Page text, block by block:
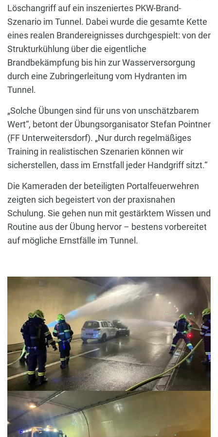
Löschangriff auf ein inszeniertes PKW-Brand-
Szenario im Tunnel. Dabei wurde die gesamte Kette
eines realen Brandereignisses durchgespielt: von der
Strukturkühlung über die eigentliche
Brandbekämpfung bis hin zur Wasserversorgung
durch eine Zubringerleitung vom Hydranten im
Tunnel.
„Solche Übungen sind für uns von unschätzbarem
Wert“, betont der Übungsorganisator Stefan Pointner
(FF Unterweitersdorf). „Nur durch regelmäßiges
Training in realistischen Szenarien können wir
sicherstellen, dass im Ernstfall jeder Handgriff sitzt.“
Die Kameraden der beteiligten Portalfeuerwehren
zeigten sich begeistert von der praxisnahen
Schulung. Sie gehen nun mit gestärktem Wissen und
Routine aus der Übung hervor – bestens vorbereitet
auf mögliche Ernstfälle im Tunnel.